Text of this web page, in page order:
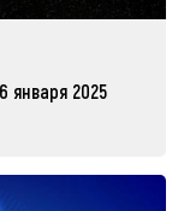
января 2025